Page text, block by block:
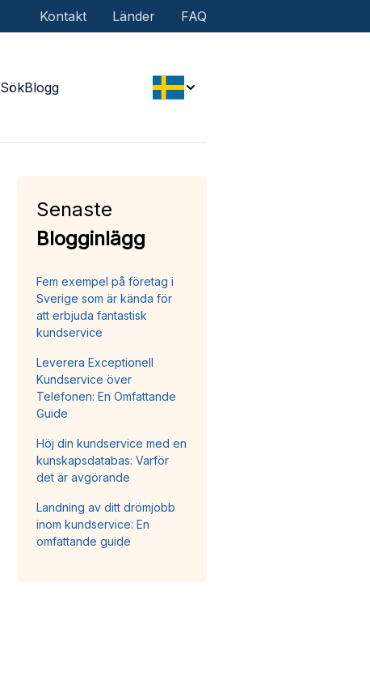
Kontakt Länder FAQ
SökBlogg
Senaste
Blogginlägg
Fem exempel på företag i
Sverige som är kända för
att erbjuda fantastisk
kundservice
Leverera Exceptionell
Kundservice över
Telefonen: En Omfattande
Guide
Höj din kundservice med en
kunskapsdatabas: Varför
det är avgörande
Landning av ditt drömjobb
inom kundservice: En
omfattande guide